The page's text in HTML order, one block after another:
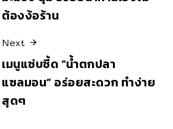
ต้องง้อร้าน
Next
เมนูแซ่บซี้ด “น้ำตกปลา
แซลมอน” อร่อยสะดวก ทำง่าย
สุดๆ